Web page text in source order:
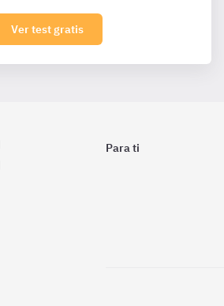
Ver test gratis
Para ti